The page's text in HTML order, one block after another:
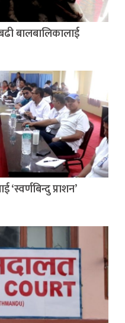
बालबालिकालाई
प्राशन’